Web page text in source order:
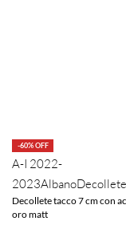
-60% OFF
A-I 2022-
2023AlbanoDecollete
Decollete tacco 7 cm con
oro matt